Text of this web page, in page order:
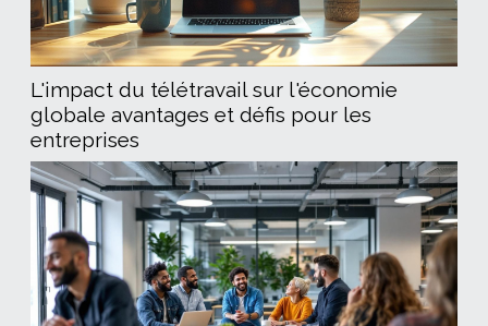
L'impact du télétravail sur l'économie
globale avantages et défis pour les
entreprises